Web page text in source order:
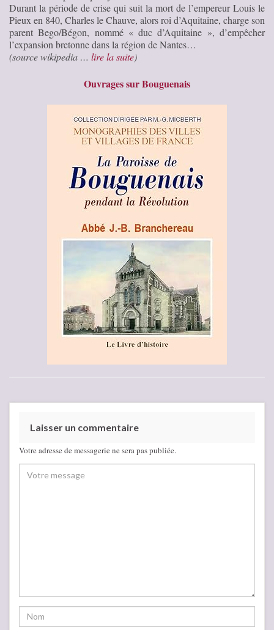
Durant la période de crise qui suit la mort de l’empereur Louis le
Pieux en 840, Charles le Chauve, alors roi d’Aquitaine, charge son
parent Bego/Bégon, nommé « duc d’Aquitaine », d’empêcher
l’expansion bretonne dans la région de Nantes…
(source wikipedia … lire la suite)
Ouvrages sur Bouguenais
Laisser un commentaire
Votre adresse de messagerie ne sera pas publiée.